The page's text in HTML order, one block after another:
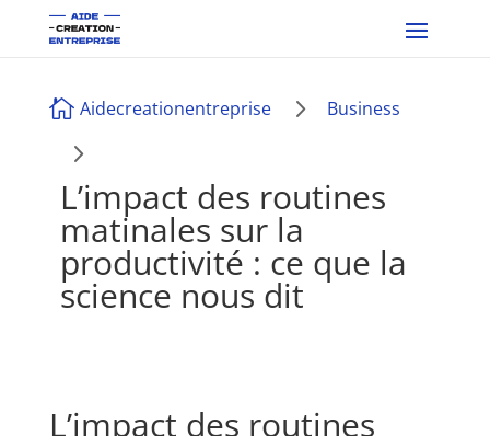
 Aidecreationentreprise 5 Business
5
L’impact des routines
matinales sur la
productivité : ce que la
science nous dit
L’impact des routines